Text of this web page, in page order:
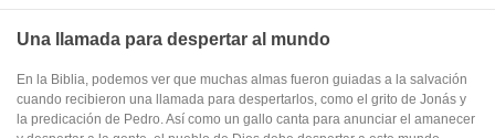
Una llamada para despertar al mundo
En la Biblia, podemos ver que muchas almas fueron guiadas a la salvación
cuando recibieron una llamada para despertarlos, como el grito de Jonás y
la predicación de Pedro. Así como un gallo canta para anunciar el amanecer